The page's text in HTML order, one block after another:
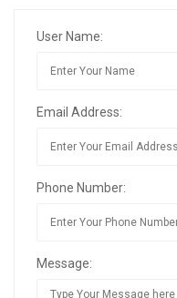
User Name:
Email Address:
Phone Number:
Message: